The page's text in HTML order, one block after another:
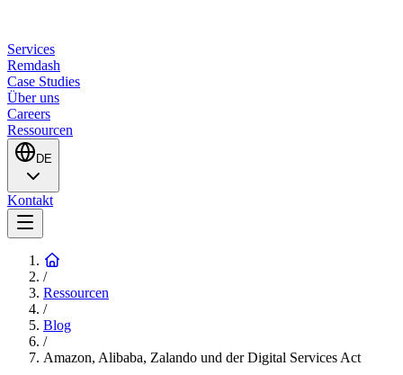
Services
Remdash
Case Studies
Über uns
Careers
Ressourcen
DE
Kontakt
/
Ressourcen
/
Blog
/
Amazon, Alibaba, Zalando und der Digital Services Act